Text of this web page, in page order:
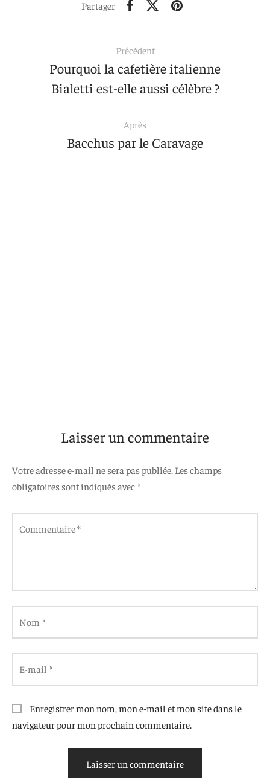
Partager
Précédent
Pourquoi la cafetière italienne
Bialetti est-elle aussi célèbre ?
Après
Bacchus par le Caravage
Laisser un commentaire
Votre adresse e-mail ne sera pas publiée. Les champs
obligatoires sont indiqués avec*
Commentaire*
Nom *
E-mail *
Enregistrer mon nom, mon e-mail et mon site dans le
navigateur pour mon prochain commentaire.